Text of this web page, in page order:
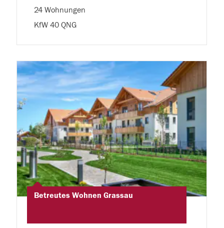
24 Wohnungen
KfW 40 QNG
Betreutes Wohnen Grassau